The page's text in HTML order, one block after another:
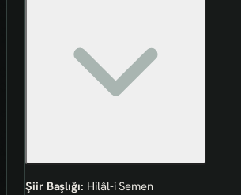
Şiir Başlığı: Hilâl-i Semen